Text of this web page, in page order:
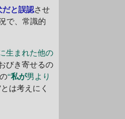
だと誤認させ
で、常識的
生まれた他の
びき寄せるの
“私が男より
は考えにく